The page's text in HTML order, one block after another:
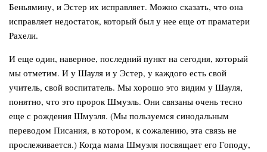
Беньямину, и Эстер их исправляет. Можно сказать, что она
исправляет недостаток, который был у нее еще от праматери
Рахели.
И еще один, наверное, последний пункт на сегодня, который
мы отметим. И у Шауля и у Эстер, у каждого есть свой
учитель, свой воспитатель. Мы хорошо это видим у Шауля,
понятно, что это пророк Шмуэль. Они связаны очень тесно
еще с рождения Шмуэля. (Мы пользуемся синодальным
переводом Писания, в котором, к сожалению, эта связь не
прослеживается.) Когда мама Шмуэля посвящает его Гоподу,